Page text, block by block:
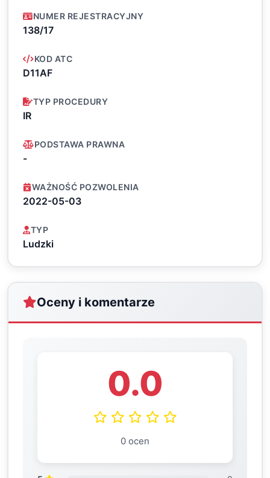
NUMER REJESTRACYJNY
138/17
KOD ATC
D11AF
TYP PROCEDURY
IR
PODSTAWA PRAWNA
-
WAŻNOŚĆ POZWOLENIA
2022-05-03
TYP
Ludzki
Oceny i komentarze
0.0
0 ocen